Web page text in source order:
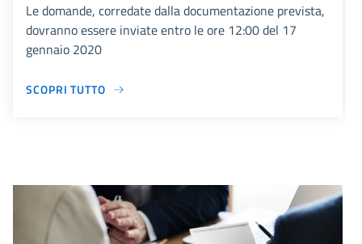
Le domande, corredate dalla documentazione prevista,
dovranno essere inviate entro le ore 12:00 del 17
gennaio 2020
SCOPRI TUTTO